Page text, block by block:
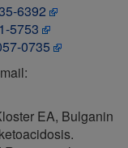
6392
5753
0735
EA, Bulganin